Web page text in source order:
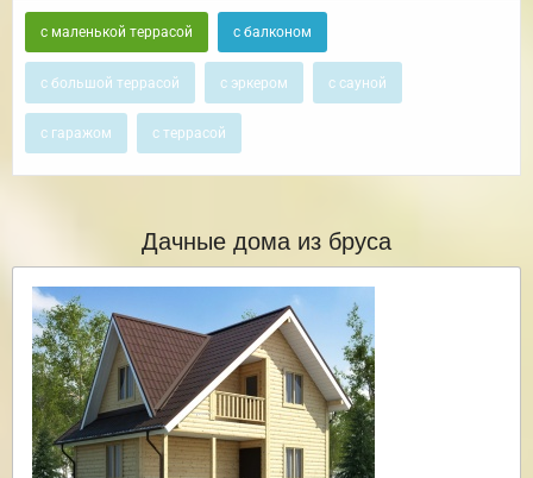
с маленькой террасой с балконом
с большой террасой с эркером с сауной
с гаражом с террасой
Дачные дома из бруса